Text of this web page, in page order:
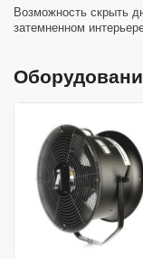
Возможность скрыть
затемненном